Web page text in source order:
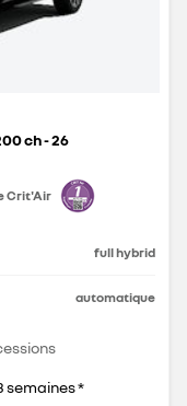
ch - 26
Crit'Air
full hybrid
automatique
semaines *